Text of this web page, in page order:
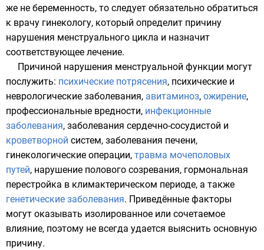
же не беременность, то следует обязательно обратиться
к врачу гинекологу, который определит причину
нарушения менструального цикла и назначит
соответствующее лечение.
Причиной нарушения менструальной функции могут
послужить: психические потрясения, психические и
неврологические заболевания, авитаминоз, ожирение,
профессиональные вредности, инфекционные
заболевания, заболевания сердечно-сосудистой и
кроветворной систем, заболевания печени,
гинекологические операции, травма мочеполовых
путей, нарушение полового созревания, гормональная
перестройка в климактерическом периоде, а также
генетические заболевания. Приведённые факторы
могут оказывать изолированное или сочетаемое
влияние, поэтому не всегда удается выяснить основную
причину.